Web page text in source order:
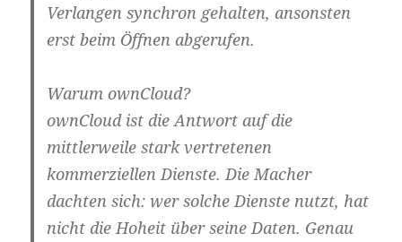
Verlangen synchron gehalten, ansonsten
erst beim Öffnen abgerufen.
Warum ownCloud?
ownCloud ist die Antwort auf die
mittlerweile stark vertretenen
kommerziellen Dienste. Die Macher
dachten sich: wer solche Dienste nutzt, hat
nicht die Hoheit über seine Daten. Genau